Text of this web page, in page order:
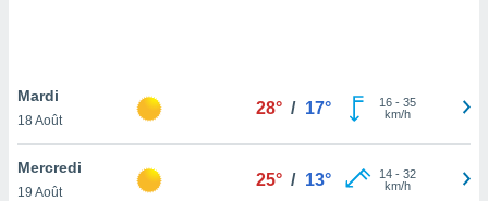
pas
de
à
Mardi
18 Août
28° / 17° 16- 35
km/h
Mercredi
19 Août
25° / 13° 14- 32
km/h